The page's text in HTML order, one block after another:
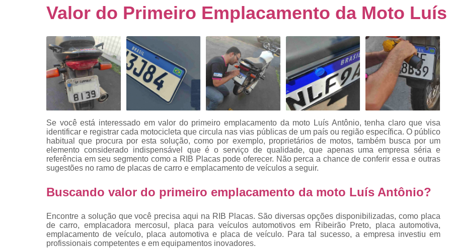
Placa de motos
Placas
automotivas
Placas de carro
Placas de
veículo
Placas
Placas modelo
mercosul
Placas para
carro
veiculares
placas
Troca de placas
Emplacamento de Veículo Pcd
Emplacamento do Carro
Emplacamento Veículos Zero
Emplacamento de Veículo
Emplacamento de Veículo Novo
Emplacamento de Veículo Usado
Emplacamento Veículo Novo
Emplacamento Veicular
Emplacamento Mercosul
Emplacamento Placa Mercosul
Qual o Valor do Emplacamento da Placa
Valor do Primeiro Emplacamento da Moto
Se você está interessado em valor do primeiro emplacamento da moto Luís Antônio, tenha claro que visa
identificar e registrar cada motocicleta que circula nas vias públicas de um país ou região específica. O público
habitual que procura por esta solução, como por exemplo, proprietários de motos, também busca por um
elemento considerado indispensável que é o serviço de qualidade, que apenas uma empresa séria e
referência em seu segmento como a RIB Placas pode oferecer. Não perca a chance de conferir essa e outras
sugestões no ramo de placas de carro e emplacamento de veículos a seguir.
Buscando valor do primeiro emplacamento da moto Luís Antônio?
Encontre a solução que você precisa aqui na RIB Placas. São diversas opções disponibilizadas, como placa
de carro, emplacadora mercosul, placa para veículos automotivos em Ribeirão Preto, placa automotiva,
emplacamento de veículo, placa automotiva e placa de veículo. Para tal sucesso, a empresa investiu em
profissionais competentes e em equipamentos inovadores.